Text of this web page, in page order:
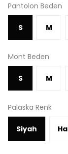
Pantolon Beden
S M
Mont Beden
S M
Palaska Renk
Siyah